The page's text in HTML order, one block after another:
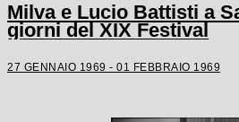
Milva e Lucio Battisti a
giorni del XIX Festival
27 GENNAIO 1969 - 01 FEBBRAIO 1969